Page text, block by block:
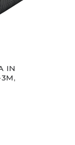
IN